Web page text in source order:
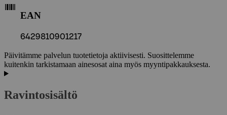
EAN
6429810901217
Päivitämme palvelun tuotetietoja aktiivisesti. Suosittelemme
kuitenkin tarkistamaan ainesosat aina myös myyntipakkauksesta.
Ravintosisältö